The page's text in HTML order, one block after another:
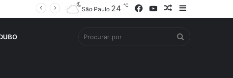
Barra
Artigo
YouTube
Facebook
São Paulo 24 ℃